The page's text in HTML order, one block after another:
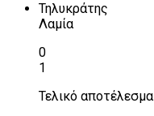
Τηλυκράτης
Λαμία
0
1
Τελικό αποτέλεσμα